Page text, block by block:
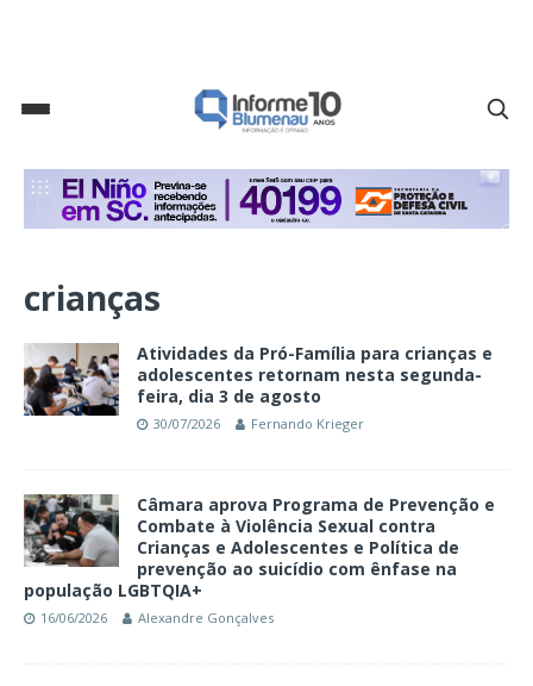
crianças
Atividades da Pró-Família para crianças e
adolescentes retornam nesta segunda-
feira, dia 3 de agosto
30/07/2026 Fernando Krieger
Câmara aprova Programa de Prevenção e
Combate à Violência Sexual contra
Crianças e Adolescentes e Política de
prevenção ao suicídio com ênfase na
população LGBTQIA+
16/06/2026 Alexandre Gonçalves